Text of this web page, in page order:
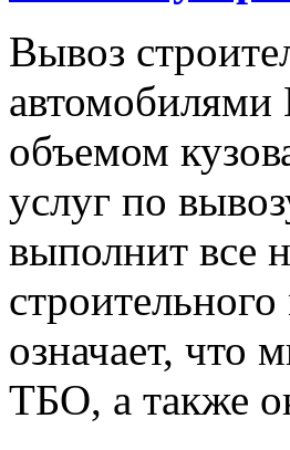
Вывоз
автомобилями
объемом
услуг по
выполнит все
означает, что
ТБО, а также